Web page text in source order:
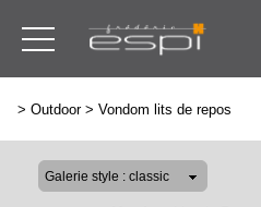
> Outdoor> Vondom lits de repos